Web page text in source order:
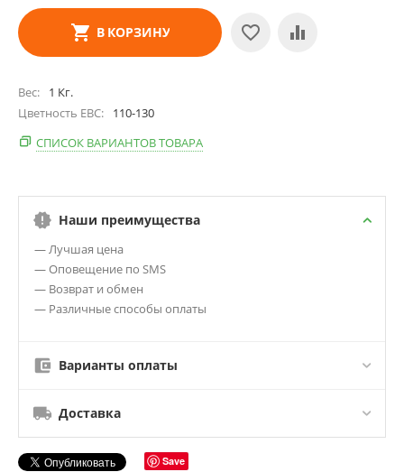
В КОРЗИНУ
Вес 1 Кг.
Цветность EBC
110-130
СПИСОК ВАРИАНТОВ ТОВАРА
Наши преимущества
— Лучшая цена
— Оповещение по SMS
— Возврат и обмен
— Различные способы оплаты
Варианты оплаты
Доставка
Save